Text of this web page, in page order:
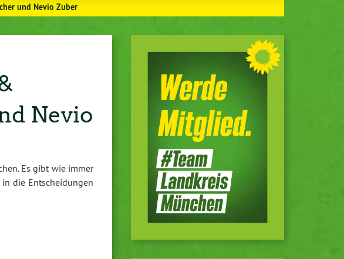
und Nevio Zuber
Nevio
Es gibt wie immer
die Ent­schei­dun­gen